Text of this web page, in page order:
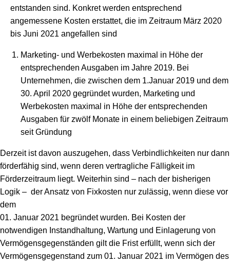
entstanden sind. Konkret werden entsprechend
angemessene Kosten erstattet, die im Zeitraum März 2020
bis Juni 2021 angefallen sind
Marketing- und Werbekosten maximal in Höhe der
entsprechenden Ausgaben im Jahre 2019. Bei
Unternehmen, die zwischen dem 1.Januar 2019 und dem
30. April 2020 gegründet wurden, Marketing und
Werbekosten maximal in Höhe der entsprechenden
Ausgaben für zwölf Monate in einem beliebigen Zeitraum
seit Gründung
Derzeit ist davon auszugehen, dass Verbindlichkeiten nur dann
förderfähig sind, wenn deren vertragliche Fälligkeit im
Förderzeitraum liegt. Weiterhin sind – nach der bisherigen
Logik – der Ansatz von Fixkosten nur zulässig, wenn diese vor
dem
01. Januar 2021 begründet wurden. Bei Kosten der
notwendigen Instandhaltung, Wartung und Einlagerung von
Vermögensgegenständen gilt die Frist erfüllt, wenn sich der
Vermögensgegenstand zum 01. Januar 2021 im Vermögen des